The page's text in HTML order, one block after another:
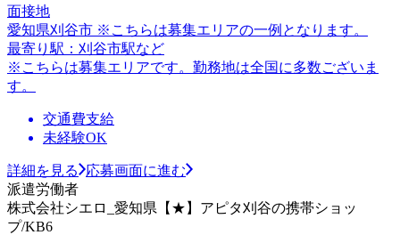
面接地
愛知県刈谷市 ※こちらは募集エリアの一例となります。
最寄り駅：刈谷市駅など
※こちらは募集エリアです。勤務地は全国に多数ございま
す。
交通費支給
未経験OK
詳細を見る
応募画面に進む
派遣労働者
株式会社シエロ_愛知県【★】アピタ刈谷の携帯ショッ
プ/KB6